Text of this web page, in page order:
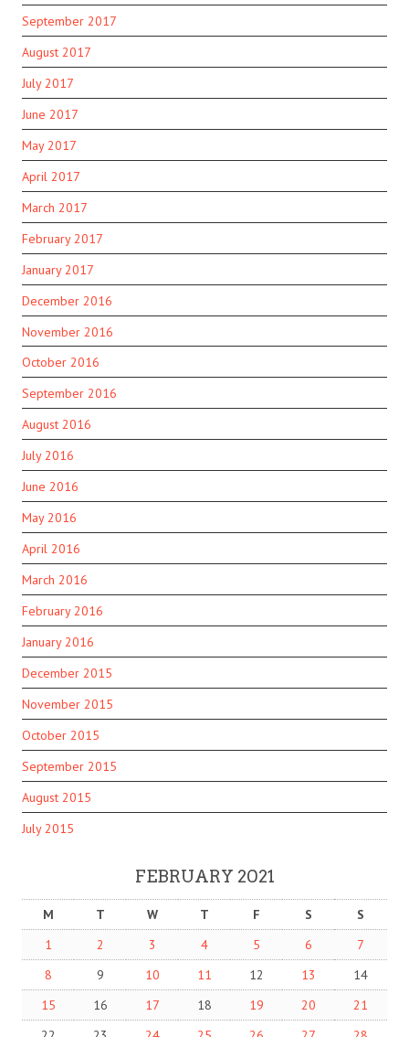
September 2017
August 2017
July 2017
June 2017
May 2017
April 2017
March 2017
February 2017
January 2017
December 2016
November 2016
October 2016
September 2016
August 2016
July 2016
June 2016
May 2016
April 2016
March 2016
February 2016
January 2016
December 2015
November 2015
October 2015
September 2015
August 2015
July 2015
FEBRUARY 2021
M T W T F S
S
1
2 3 4 5 6
7
8
9 10 11 12 13
14
15
16 17 18 19 20
21